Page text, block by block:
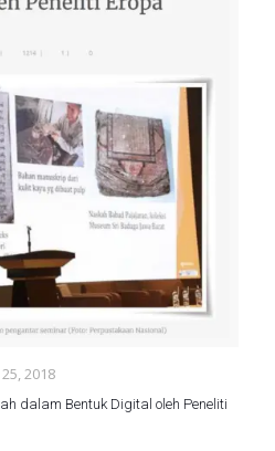
2018
dalam Bentuk Digital oleh Peneliti